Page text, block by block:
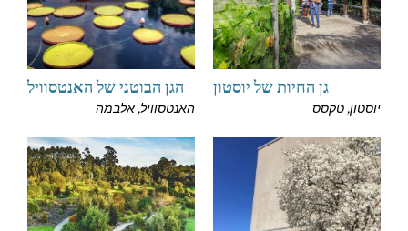
גן החיות של יוסטון
יוסטון, טקסס
הגן הבוטני של האנטסוויל
האנטסוויל, אלבמה